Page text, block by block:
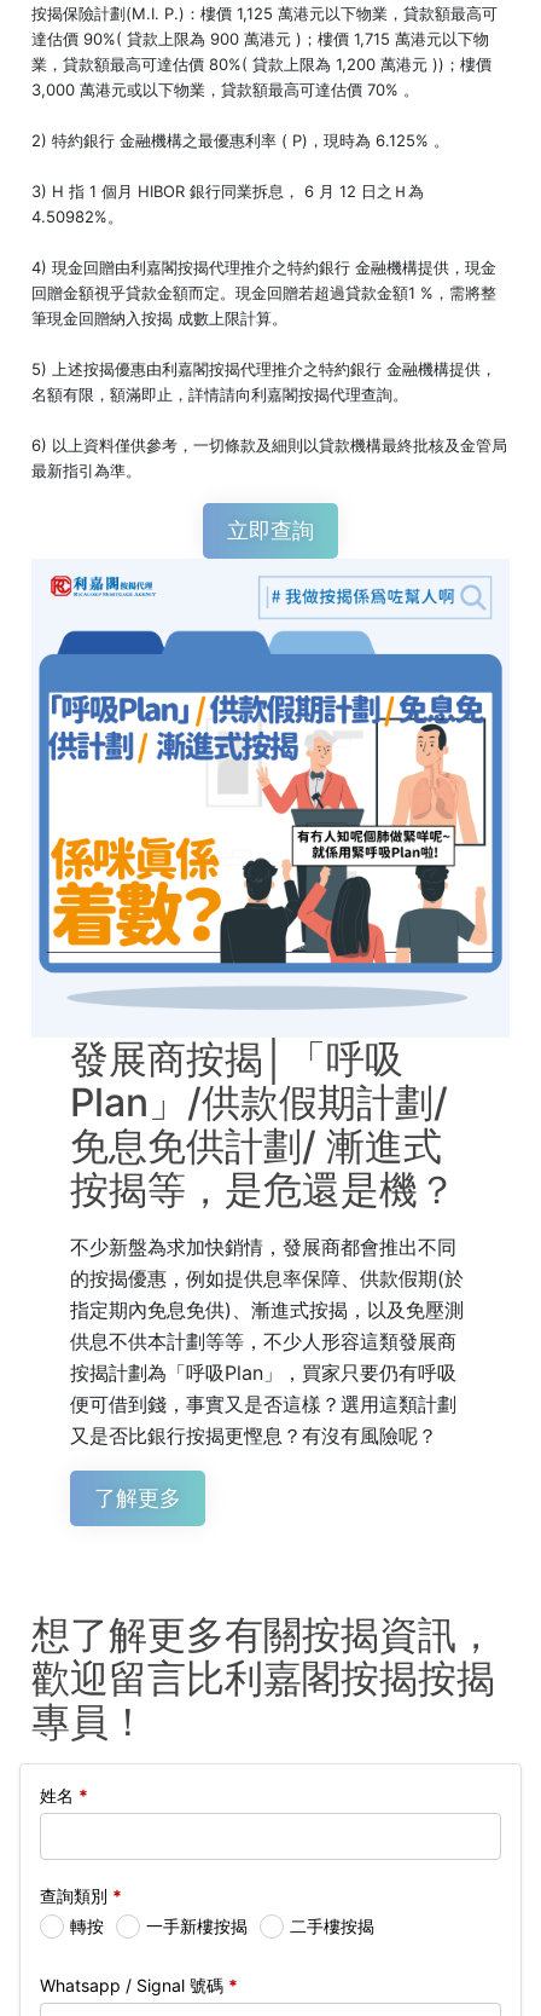
按揭保險計劃(M.I. P.)：樓價 1,125 萬港元以下物業，貸款額最高可
達估價 90%( 貸款上限為 900 萬港元 )；樓價 1,715 萬港元以下物
業，貸款額最高可達估價 80%( 貸款上限為 1,200 萬港元 ))；樓價
3,000 萬港元或以下物業，貸款額最高可達估價 70% 。
2) 特約銀行 金融機構之最優惠利率 ( P)，現時為 6.125% 。
3) H 指 1 個月 HIBOR 銀行同業拆息， 6 月 12 日之Ｈ為
4.50982%。
4) 現金回贈由利嘉閣按揭代理推介之特約銀行 金融機構提供，現金
回贈金額視乎貸款金額而定。現金回贈若超過貸款金額1 %，需將整
筆現金回贈納入按揭 成數上限計算。
5) 上述按揭優惠由利嘉閣按揭代理推介之特約銀行 金融機構提供，
名額有限，額滿即止，詳情請向利嘉閣按揭代理查詢。
6) 以上資料僅供參考，一切條款及細則以貸款機構最終批核及金管局
最新指引為準。
立即查詢
發展商按揭│「呼吸
Plan」/供款假期計劃/
免息免供計劃/ 漸進式
按揭等，是危還是機？
不少新盤為求加快銷情，發展商都會推出不同
的按揭優惠，例如提供息率保障、供款假期(於
指定期內免息免供)、漸進式按揭，以及免壓測
供息不供本計劃等等，不少人形容這類發展商
按揭計劃為「呼吸Plan」，買家只要仍有呼吸
便可借到錢，事實又是否這樣？選用這類計劃
又是否比銀行按揭更慳息？有沒有風險呢？
了解更多
想了解更多有關按揭資訊，
歡迎留言比利嘉閣按揭按揭
專員！
姓名 *
查詢類別 *
轉按
一手新樓按揭 二手樓按揭
Whatsapp / Signal 號碼 *